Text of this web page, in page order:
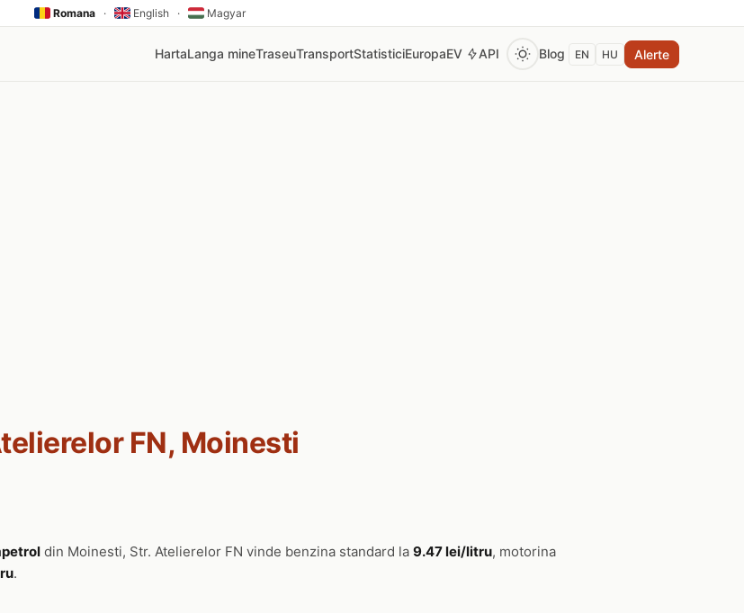
Romana · English · Magyar
HartaLanga mineTraseuTransportStatisticiEuropaEV API Blog EN HU Alerte
FN, Moinesti
din Moinesti, Str. Atelierelor FN vinde benzina standard la 9.47 lei/litru, motorina
.